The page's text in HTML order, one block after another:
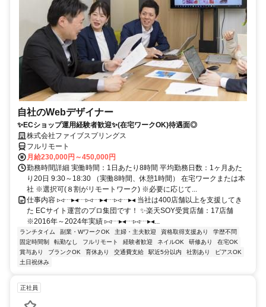
自社のWebデザイナー
✨ECショップ運用経験者歓迎✨(在宅ワークOK)待遇面◎
株式会社ファイブスプリングス
フルリモート
月給230,000円～450,000円
勤務時間詳細 実働時間：1日あたり8時間 平均勤務日数：1ヶ月あた
り20日 9:30～18:30 （実働8時間、休憩1時間） 在宅ワークまたは本
社 ※選択可(８割がリモートワーク) ※必要に応じて...
仕事内容 ▹◃┄▸◂┄▹◃┄▸◂┄▹◃┄▸◂ 当社は400店舗以上を支援してき
た ECサイト運営のプロ集団です！ ✨楽天SOY受賞店舗：17店舗
※2016年～2024年実績 ▹◃┄▸◂┄▹◃┄▸◂...
ランチタイム 副業・WワークOK 主婦・主夫歓迎 資格取得支援あり
学歴不問
固定時間制
転勤なし フルリモート 経験者歓迎 ネイルOK 研修あり
在宅OK
賞与あり
ブランクOK 育休あり 交通費支給 駅近5分以内 社割あり
ピアスOK
土日祝休み
正社員